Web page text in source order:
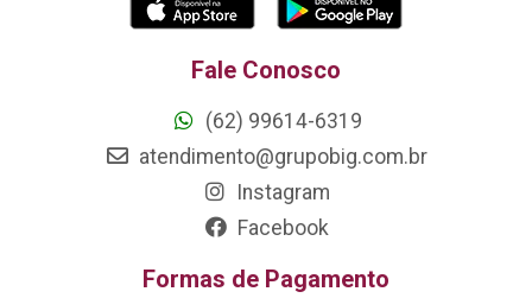
Fale Conosco
(62) 99614-6319
atendimento@grupobig.com.br
Instagram
Facebook
Formas de Pagamento